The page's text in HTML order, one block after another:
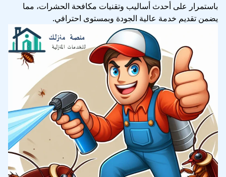
باستمرار على أحدث أساليب وتقنيات مكافحة الحشرات، مما
يضمن تقديم خدمة عالية الجودة وبمستوى احترافي.